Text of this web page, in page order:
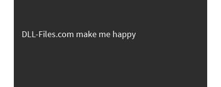
DLL-Files.com make me happy